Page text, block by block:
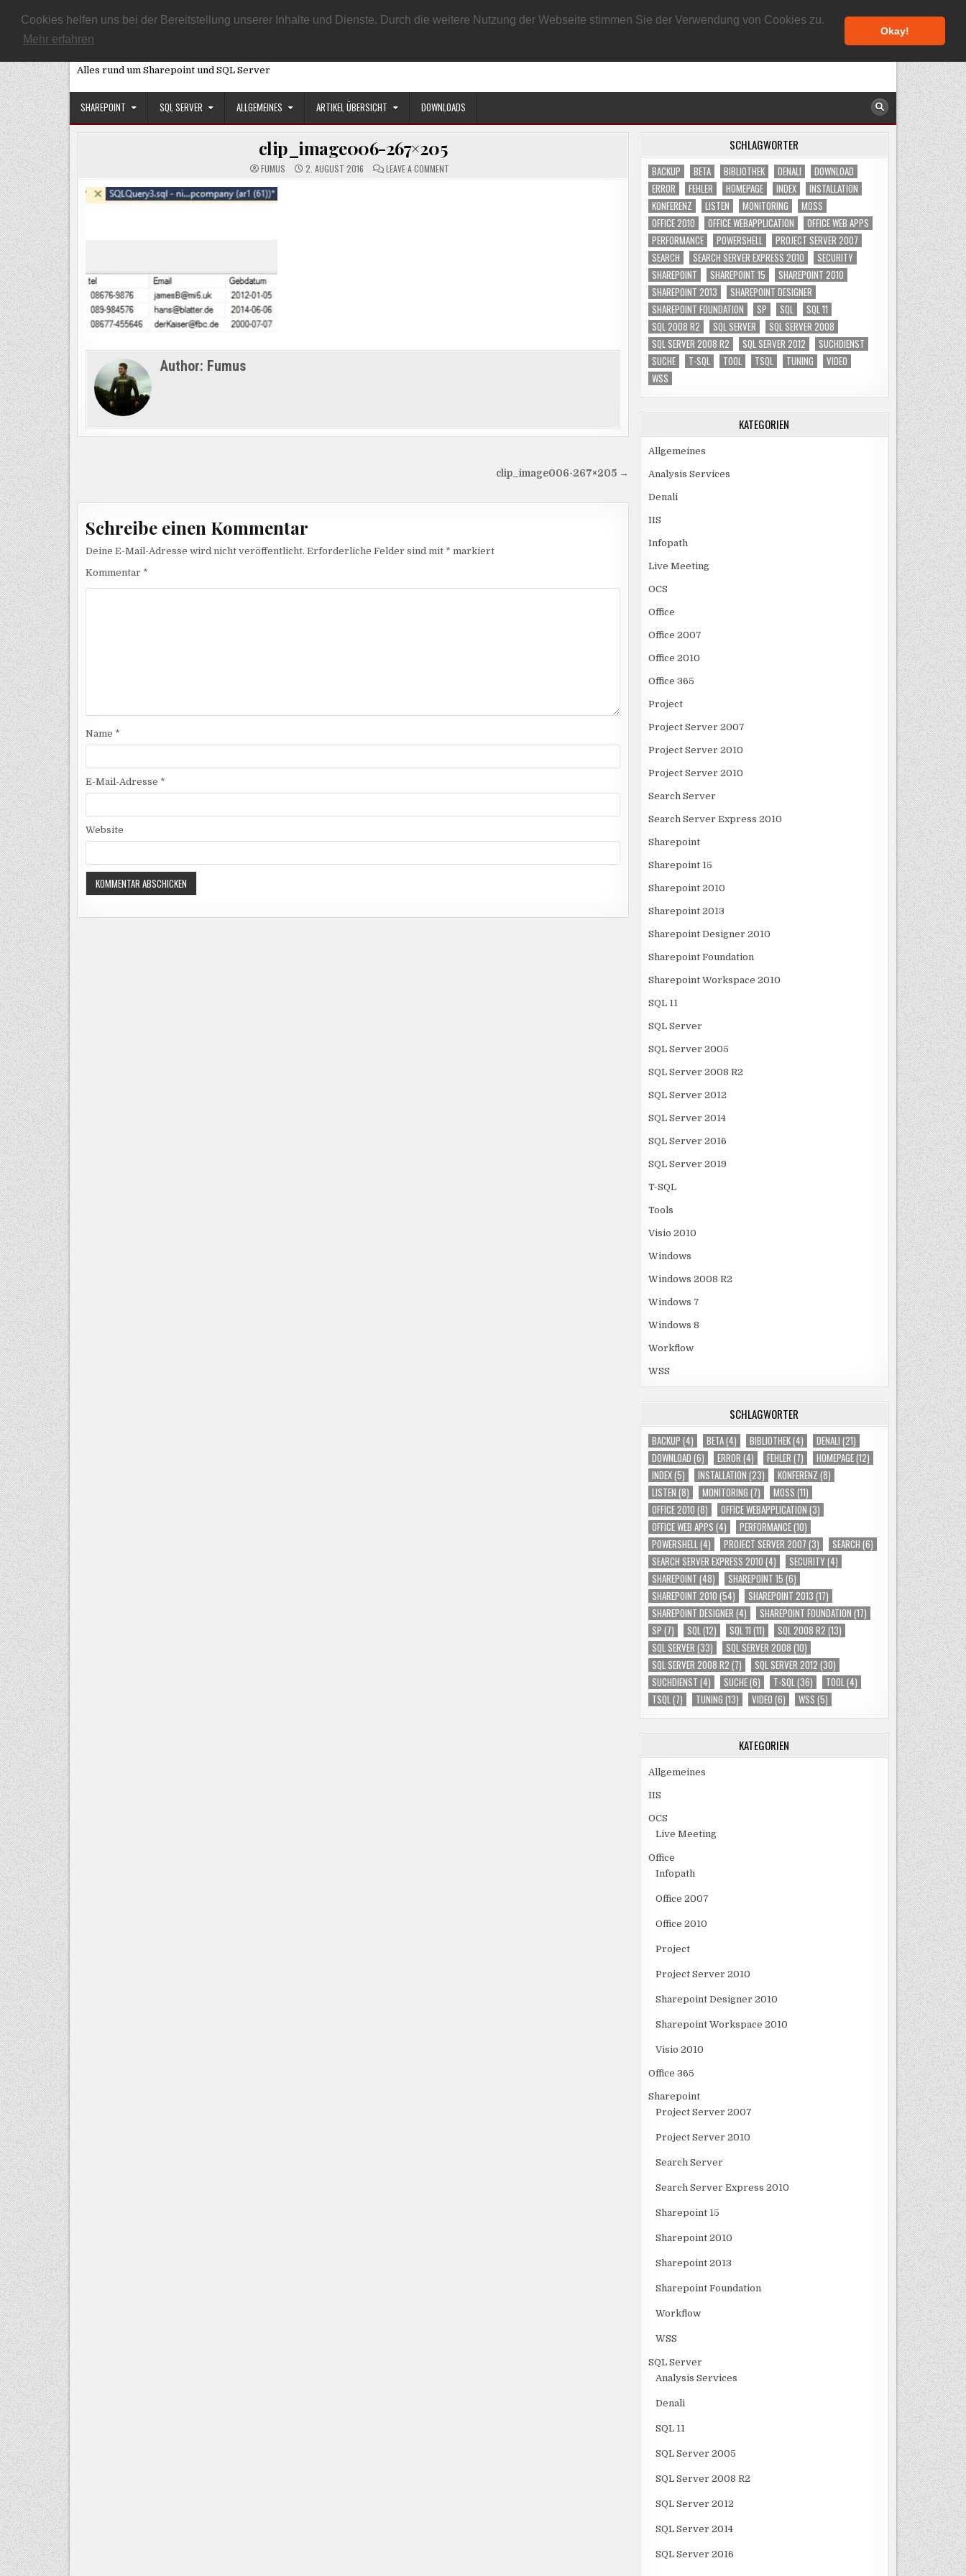
Cookies helfen uns bei der Bereitstellung unserer Inhalte und Dienste. Durch die weitere Nutzung der Webseite stimmen Sie der Verwendung von Cookies zu.
Mehr erfahren
Okay!
content
START ARTIKEL ÜBERSICHT DATENSCHUTZEINSTELLUNGEN BENUTZER DATENSCHUTZRICHTLINIE IMPRESSUM SAMPLE PAGE 5. AUGUST 2026
SQL, Sharepoint und Co
Alles rund um Sharepoint und SQL Server
SHAREPOINT SQL SERVER ALLGEMEINES ARTIKEL ÜBERSICHT DOWNLOADS
clip_image006-267×205
FUMUS 2. AUGUST 2016 LEAVE A COMMENTON
Author: Fumus
clip_image006-267×205 →
Schreibe einen Kommentar
Deine E-Mail-Adresse wird nicht veröffentlicht. Erforderliche Felder sind mit * markiert
Kommentar *
Name *
E-Mail-Adresse *
Website
SCHLAGWÖRTER
BACKUP BETA BIBLIOTHEK DENALI
DOWNLOAD
ERROR
FEHLER HOMEPAGE INDEX
INSTALLATION
KONFERENZ
LISTEN MONITORING
MOSS
OFFICE 2010
OFFICE WEBAPPLICATION
OFFICE WEB APPS
PERFORMANCE
POWERSHELL
PROJECT SERVER 2007
SEARCH
SEARCH SERVER EXPRESS 2010
SECURITY
SHAREPOINT
SHAREPOINT 15
SHAREPOINT 2010
SHAREPOINT 2013
SHAREPOINT DESIGNER
SHAREPOINT FOUNDATION
SP SQL
SQL 11
SQL 2008 R2
SQL SERVER
SQL SERVER 2008
SQL SERVER 2008 R2
SQL SERVER 2012
SUCHDIENST
SUCHE
T-SQL TOOL TSQL TUNING
VIDEO
WSS
KATEGORIEN
Allgemeines
Analysis Services
Denali
IIS
Infopath
Live Meeting
OCS
Office
Office 2007
Office 2010
Office 365
Project
Project Server 2007
Project Server 2010
Project Server 2010
Search Server
Search Server Express 2010
Sharepoint
Sharepoint 15
Sharepoint 2010
Sharepoint 2013
Sharepoint Designer 2010
Sharepoint Foundation
Sharepoint Workspace 2010
SQL 11
SQL Server
SQL Server 2005
SQL Server 2008 R2
SQL Server 2012
SQL Server 2014
SQL Server 2016
SQL Server 2019
T-SQL
Tools
Visio 2010
Windows
Windows 2008 R2
Windows 7
Windows 8
Workflow
WSS
SCHLAGWÖRTER
BACKUP (4) BETA(4) BIBLIOTHEK(4) DENALI (21)
DOWNLOAD (6) ERROR (4) FEHLER (7) HOMEPAGE(12)
INDEX(5) INSTALLATION (23) KONFERENZ (8)
LISTEN (8) MONITORING (7) MOSS (11)
OFFICE 2010 (8) OFFICE WEBAPPLICATION (3)
OFFICE WEB APPS (4) PERFORMANCE(10)
POWERSHELL(4) PROJECT SERVER 2007 (3) SEARCH (6)
SEARCH SERVER EXPRESS 2010 (4) SECURITY(4)
SHAREPOINT (48) SHAREPOINT 15 (6)
SHAREPOINT 2010 (54) SHAREPOINT 2013 (17)
SHAREPOINT DESIGNER (4) SHAREPOINT FOUNDATION (17)
SP (7) SQL(12) SQL 11 (11) SQL 2008 R2 (13)
SQL SERVER (33) SQL SERVER 2008 (10)
SQL SERVER 2008 R2 (7) SQL SERVER 2012 (30)
SUCHDIENST (4) SUCHE(6) T-SQL(36) TOOL(4)
TSQL(7) TUNING (13) VIDEO (6) WSS (5)
KATEGORIEN
Allgemeines
IIS
OCS
Live Meeting
Office
Infopath
Office 2007
Office 2010
Project
Project Server 2010
Sharepoint Designer 2010
Sharepoint Workspace 2010
Visio 2010
Office 365
Sharepoint
Project Server 2007
Project Server 2010
Search Server
Search Server Express 2010
Sharepoint 15
Sharepoint 2010
Sharepoint 2013
Sharepoint Foundation
Workflow
WSS
SQL Server
Analysis Services
Denali
SQL 11
SQL Server 2005
SQL Server 2008 R2
SQL Server 2012
SQL Server 2014
SQL Server 2016